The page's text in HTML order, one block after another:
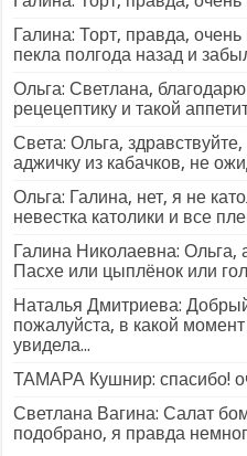
Галина: Торт, правда,
пекла полгода назад и
Ольга: Светлана,
рецецептику и такой
Света: Ольга, здравствуйте,
аджичку из кабачков, не
Ольга: Галина, нет, я не
невестка католики и все
Галина Николаевна: Ольга,
Пасхе или цыплёнок или
Наталья Дмитриева:
пожалуйста, в какой
увидела...
ТАМАРА Кушнир: спасибо!
Светлана Вагина: Салат
подобрано, я правда